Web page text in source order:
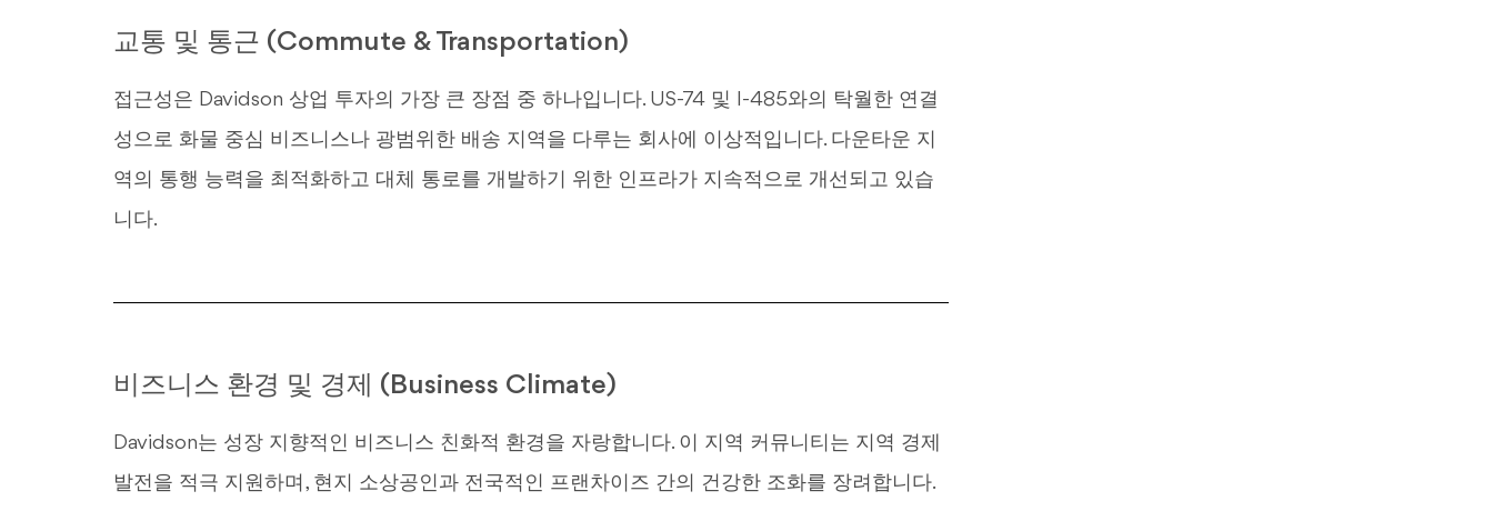
교통 및 통근 (Commute & Transportation)
접근성은 Davidson 상업 투자의 가장 큰 장점 중 하나입니다. US-74 및 I-485와의 탁월한 연결
성으로 화물 중심 비즈니스나 광범위한 배송 지역을 다루는 회사에 이상적입니다. 다운타운 지
역의 통행 능력을 최적화하고 대체 통로를 개발하기 위한 인프라가 지속적으로 개선되고 있습
니다.
비즈니스 환경 및 경제 (Business Climate)
Davidson는 성장 지향적인 비즈니스 친화적 환경을 자랑합니다. 이 지역 커뮤니티는 지역 경제
발전을 적극 지원하며, 현지 소상공인과 전국적인 프랜차이즈 간의 건강한 조화를 장려합니다.